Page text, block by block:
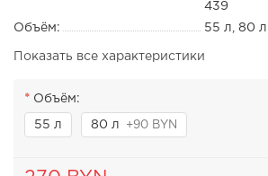
439
Объём:
55 л, 80 л
Показать все характеристики
Объём:
55 л 80 л +90 BYN